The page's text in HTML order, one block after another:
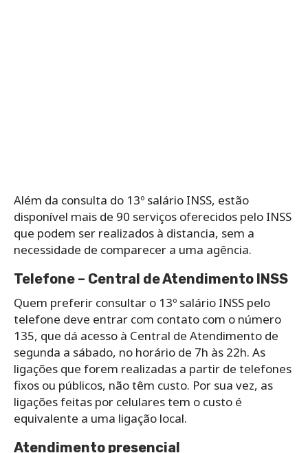
Além da consulta do 13º salário INSS, estão
disponível mais de 90 serviços oferecidos pelo INSS
que podem ser realizados à distancia, sem a
necessidade de comparecer a uma agência.
Telefone – Central de Atendimento INSS
Quem preferir consultar o 13º salário INSS pelo
telefone deve entrar com contato com o número
135, que dá acesso à Central de Atendimento de
segunda a sábado, no horário de 7h às 22h. As
ligações que forem realizadas a partir de telefones
fixos ou públicos, não têm custo. Por sua vez, as
ligações feitas por celulares tem o custo é
equivalente a uma ligação local.
Atendimento presencial